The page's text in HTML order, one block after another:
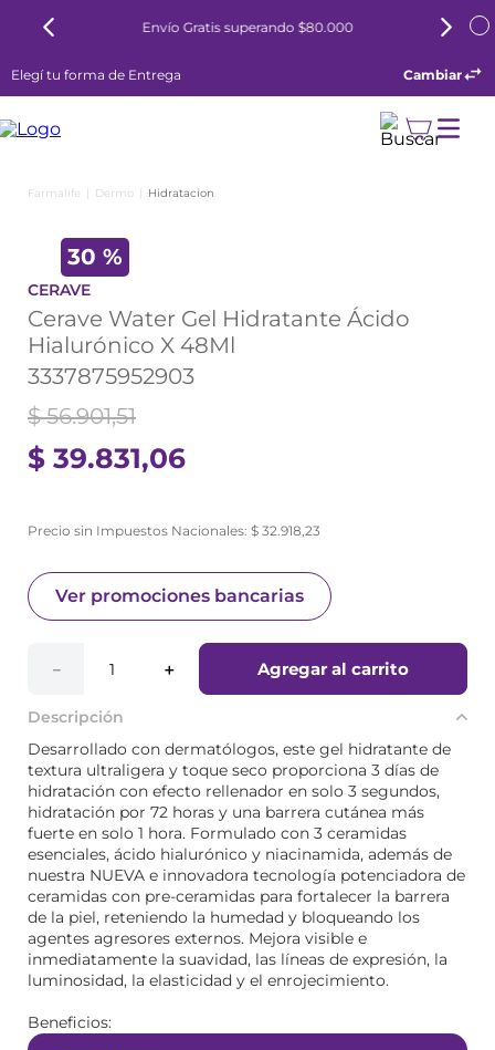
Envío Gratis superando $80.000
Elegí tu forma de Entrega Cambiar
Dermo Hidratacion
30 %
CERAVE
Cerave Water Gel Hidratante Ácido
Hialurónico X 48Ml
3337875952903
$ 39.831,06
$ 56.901,51
Precio sin Impuestos Nacionales: $ 32.918,23
Ver promociones bancarias
＋
－ Agregar al carrito
Descripción
Desarrollado con dermatólogos, este gel hidratante de
textura ultraligera y toque seco proporciona 3 días de
hidratación con efecto rellenador en solo 3 segundos,
hidratación por 72 horas y una barrera cutánea más
fuerte en solo 1 hora. Formulado con 3 ceramidas
esenciales, ácido hialurónico y niacinamida, además de
nuestra NUEVA e innovadora tecnología potenciadora de
ceramidas con pre-ceramidas para fortalecer la barrera
de la piel, reteniendo la humedad y bloqueando los
agentes agresores externos. Mejora visible e
inmediatamente la suavidad, las líneas de expresión, la
luminosidad, la elasticidad y el enrojecimiento.
Beneficios: